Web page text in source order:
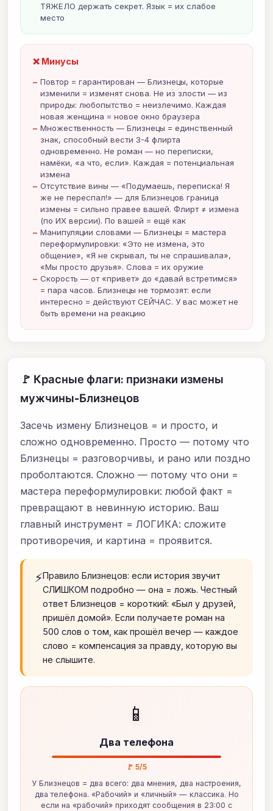
ТЯЖЕЛО держать секрет. Язык = их слабое
место
❌ Минусы
Повтор = гарантирован — Близнецы, которые
изменили = изменят снова. Не из злости — из
природы: любопытство = неизлечимо. Каждая
новая женщина = новое окно браузера
Множественность — Близнецы = единственный
знак, способный вести 3-4 флирта
одновременно. Не роман — но переписки,
намёки, «а что, если». Каждая = потенциальная
измена
Отсутствие вины — «Подумаешь, переписка! Я
же не переспал!» — для Близнецов граница
измены = сильно правее вашей. Флирт ≠ измена
(по ИХ версии). По вашей = ещё как
Манипуляции словами — Близнецы = мастера
переформулировки: «Это не измена, это
общение», «Я не скрывал, ты не спрашивала»,
«Мы просто друзья». Слова = их оружие
Скорость — от «привет» до «давай встретимся»
= пара часов. Близнецы не тормозят: если
интересно = действуют СЕЙЧАС. У вас может не
быть времени на реакцию
🚩 Красные флаги: признаки измены
мужчины-Близнецов
Засечь измену Близнецов = и просто, и
сложно одновременно. Просто — потому что
Близнецы = разговорчивы, и рано или поздно
проболтаются. Сложно — потому что они =
мастера переформулировки: любой факт =
превращают в невинную историю. Ваш
главный инструмент = ЛОГИКА: сложите
противоречия, и картина = проявится.
⚡Правило Близнецов: если история звучит
СЛИШКОМ подробно — она = ложь. Честный
ответ Близнецов = короткий: «Был у друзей,
пришёл домой». Если получаете роман на
500 слов о том, как прошёл вечер — каждое
слово = компенсация за правду, которую вы
не слышите.
📱
Два телефона
🚩 5/5
У Близнецов = два всего: два мнения, два настроения,
два телефона. «Рабочий» и «личный» — классика. Но
если на «рабочий» приходят сообщения в 23:00 с